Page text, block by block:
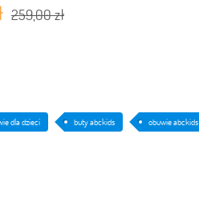
259,00 zł
dla dzieci buty abckids obuwie abckids